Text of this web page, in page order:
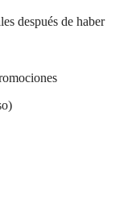
después de haber